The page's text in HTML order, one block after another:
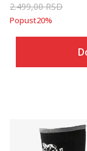
2.499,00RSD
Popust20%